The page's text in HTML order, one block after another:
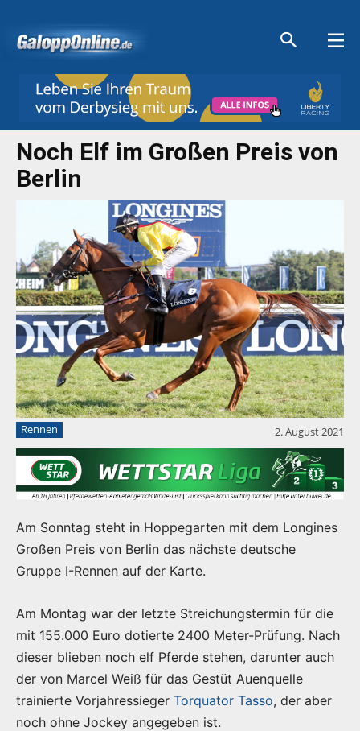
Noch Elf im Großen Preis von
Berlin
Rennen 2. August 2021
Am Sonntag steht in Hoppegarten mit dem Longines
Großen Preis von Berlin das nächste deutsche
Gruppe I-Rennen auf der Karte.
Am Montag war der letzte Streichungstermin für die
mit 155.000 Euro dotierte 2400 Meter-Prüfung. Nach
dieser blieben noch elf Pferde stehen, darunter auch
der von Marcel Weiß für das Gestüt Auenquelle
trainierte Vorjahressieger Torquator Tasso, der aber
noch ohne Jockey angegeben ist.